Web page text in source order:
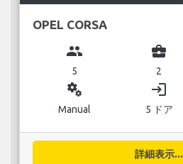
OPEL CORSA
group
5
business_center
2
miscellaneous_services
Manual
login
5 ドア
詳細表示...